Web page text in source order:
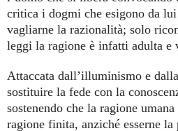
critica i dogmi che esigono da
vagliarne la razionalità; solo
leggi la ragione è infatti adulta e
Attaccata dall’illuminismo e
sostituire la fede con la
sostenendo che la ragione umana
ragione finita, anziché esserne